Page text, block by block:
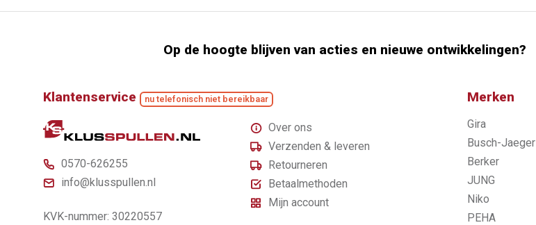
Op de hoogte blijven van acties en nieuwe ontwikkelingen?
Klantenservice nu telefonisch niet bereikbaar
0570-626255
info@klusspullen.nl
KVK-nummer: 30220557
Over ons
Verzenden & leveren
Retourneren
Betaalmethoden
Mijn account
Merken
Gira
Busch-Jaeger
Berker
JUNG
Niko
PEHA